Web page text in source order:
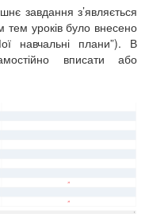
завдання з’являється
тем уроків було внесено
навчальні плани”). В
вписати або